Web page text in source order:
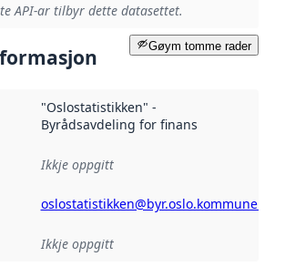
API-ar tilbyr dette datasettet.
Gøym tomme rader
"Oslostatistikken" -
Byrådsavdeling for finans
Ikkje oppgitt
oslostatistikken@byr.oslo.kommune.no
Ikkje oppgitt